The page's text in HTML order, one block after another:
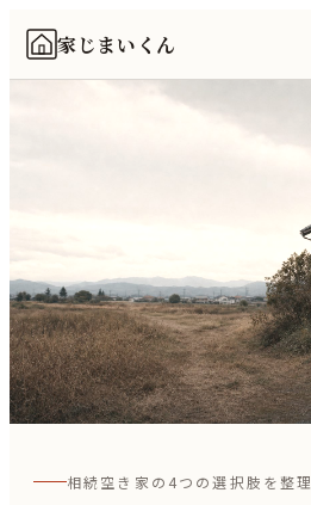
家じまいくん
相続空き家の4つの選択肢を整理